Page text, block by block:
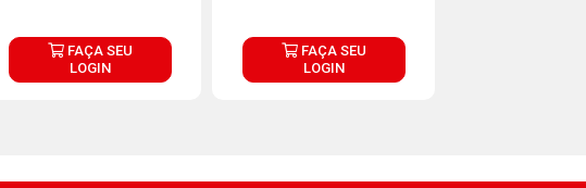
FAÇA SEU
LOGIN
FAÇA SEU
LOGIN